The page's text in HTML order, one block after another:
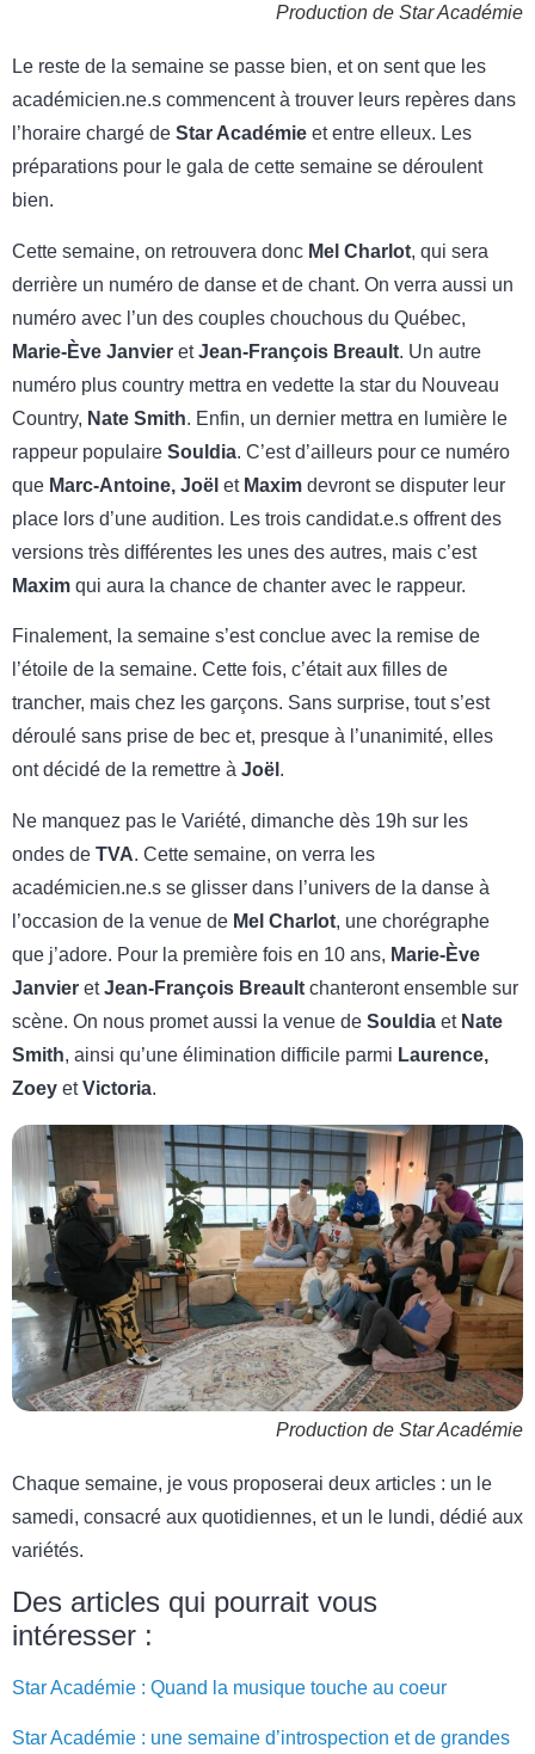
Production de Star Académie
Le reste de la semaine se passe bien, et on sent que les
académicien.ne.s commencent à trouver leurs repères dans
l’horaire chargé de Star Académie et entre elleux. Les
préparations pour le gala de cette semaine se déroulent
bien.
Cette semaine, on retrouvera donc Mel Charlot, qui sera
derrière un numéro de danse et de chant. On verra aussi un
numéro avec l’un des couples chouchous du Québec,
Marie-Ève Janvier etJean-François Breault. Un autre
numéro plus country mettra en vedette la star du Nouveau
Country, Nate Smith. Enfin, un dernier mettra en lumière le
rappeur populaire Souldia. C’est d’ailleurs pour ce numéro
que Marc-Antoine, Joël et Maxim devront se disputer leur
place lors d’une audition. Les trois candidat.e.s offrent des
versions très différentes les unes des autres, mais c’est
Maxim qui aura la chance de chanter avec le rappeur.
Finalement, la semaine s’est conclue avec la remise de
l’étoile de la semaine. Cette fois, c’était aux filles de
trancher, mais chez les garçons. Sans surprise, tout s’est
déroulé sans prise de bec et, presque à l’unanimité, elles
ont décidé de la remettre à Joël .
Ne manquez pas le Variété, dimanche dès 19h sur les
ondes de TVA. Cette semaine, on verra les
académicien.ne.s se glisser dans l’univers de la danse à
l’occasion de la venue de Mel Charlot, une chorégraphe
que j’adore. Pour la première fois en 10 ans, Marie-Ève
Janvier etJean-François Breault chanteront ensemble sur
scène. On nous promet aussi la venue de Souldia et Nate
Smith, ainsi qu’une élimination difficile parmi Laurence,
Zoey etVictoria.
Production de Star Académie
Chaque semaine, je vous proposerai deux articles : un le
samedi, consacré aux quotidiennes, et un le lundi, dédié aux
variétés.
Des articles qui pourrait vous
intéresser :
Star Académie : Quand la musique touche au coeur
Star Académie : une semaine d’introspection et de grandes